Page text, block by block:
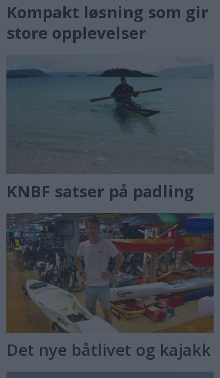
Kompakt løsning som gir
store opplevelser
KNBF satser på padling
Det nye båtlivet og kajakk